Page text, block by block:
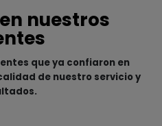
nuestros
que ya confiaron en
de nuestro servicio y